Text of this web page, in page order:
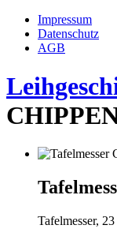
Impressum
Datenschutz
AGB
Tafelmesser,